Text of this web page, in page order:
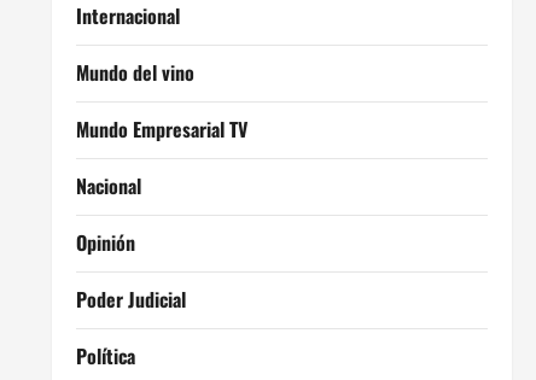
Internacional
Mundo del vino
Mundo Empresarial TV
Nacional
Opinión
Poder Judicial
Política